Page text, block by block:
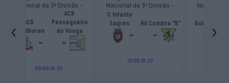
Vouga
Nacional da 3ª Divisão -
Zona Norte “B”
C Infante
Sagres
-
HA Cambra "B"
Nacional da 3ª Divisão -
Gulpilhares
-
Azeméis
‹ ›